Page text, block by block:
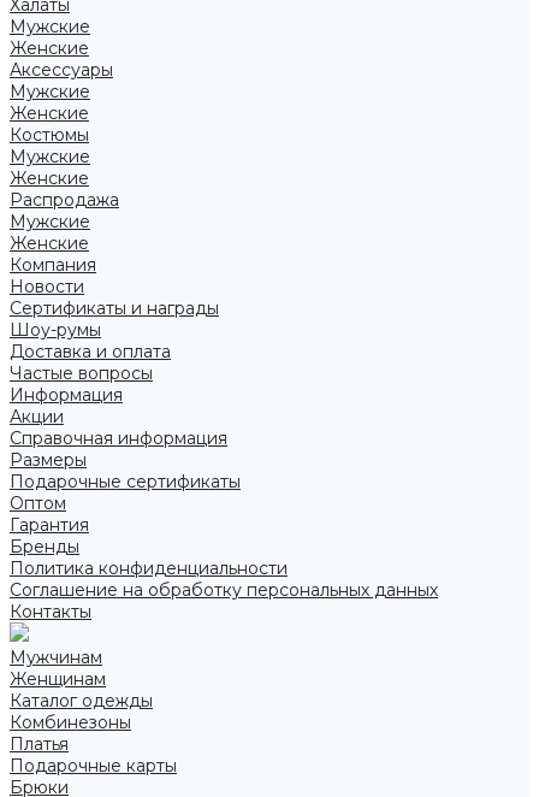
Халаты
Мужские
Женские
Аксессуары
Мужские
Женские
Костюмы
Мужские
Женские
Распродажа
Мужские
Женские
Компания
Новости
Сертификаты и награды
Шоу-румы
Доставка и оплата
Частые вопросы
Информация
Акции
Справочная информация
Размеры
Подарочные сертификаты
Оптом
Гарантия
Бренды
Политика конфиденциальности
Соглашение на обработку персональных данных
Контакты
Мужчинам
Женщинам
Каталог одежды
Комбинезоны
Платья
Подарочные карты
Брюки